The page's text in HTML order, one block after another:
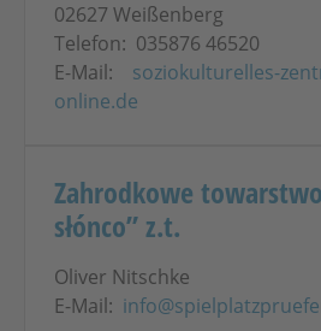
02627 Weißenberg
Telefon: 035876 46520
E-Mail: soziokulturelles-
online.de
Zahrodkowe
słónco” z.t.
Oliver Nitschke
E-Mail: